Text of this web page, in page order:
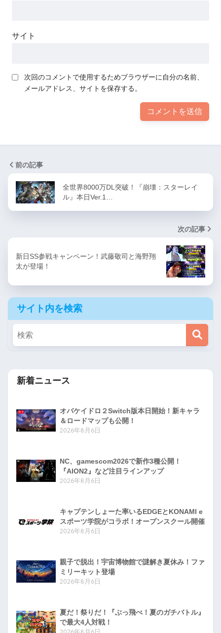
サイト
次回のコメントで使用するためブラウザーに自分の名前、
メールアドレス、サイトを保存する。
前の記事
全世界8000万DL突破！『崩壊：スターレイ
ル』本日Ver.1…
次の記事
新日SS参戦キャンペーン！武藤敬司と海野翔
太が登場！
サイト内を検索
新着ニュース
オバケイドロ２Switch版本日開始！新キャラ
＆ロードマップも公開！
2026年8月6日
NC、gamescom2026で新作3種公開！
『AION2』など注目ラインアップ
2026年8月6日
キャプテンしょーた率いるEDGEとKONAMI e
スポーツ学院がコラボ！オープンスクール開催
2026年8月6日
親子で脱出！宇宙博物館で謎解き夏休み！ファ
ミリーキット登場
2026年8月6日
夏だ！祭りだ！『ぶっ飛べ！夏のガチバトル』
で最大4人対戦！